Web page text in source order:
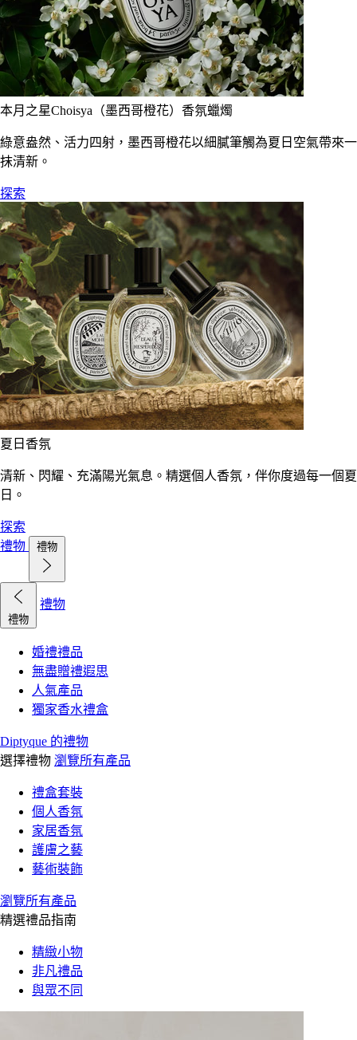
本月之星Choisya（墨西哥橙花）香氛蠟燭
綠意盎然、活力四射，墨西哥橙花以細膩筆觸為夏日空氣帶來一
抹清新。
探索
夏日香氛
清新、閃耀、充滿陽光氣息。精選個人香氛，伴你度過每一個夏
日。
探索
禮物
禮物
禮物
禮物
婚禮禮品
無盡贈禮遐思
人氣產品
獨家香水禮盒
Diptyque 的禮物
選擇禮物 瀏覽所有產品
禮盒套裝
個人香氛
家居香氛
護膚之藝
藝術裝飾
瀏覽所有產品
精選禮品指南
精緻小物
非凡禮品
與眾不同